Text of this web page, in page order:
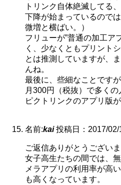
トリンク自体絶滅してる
下降が始まっているので
微増と横ばい。）
フリューが”普通の加工ア
く、少なくともプリント
とは推測していますが、
んね。
最後に、些細なことです
月300円（税抜）で多くの
ピクトリンクのアプリ版が
名前:kai 投稿日：2017/
ご返信ありがとうございま
女子高生たちの間では、
メラアプリの利用率が高
も高くなっています。